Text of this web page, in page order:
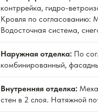
контррейка, гидро-
Кровля по согласованию:
Водосточная система,
Наружная отделка: По
комбинированный,
Внутренняя отделка:
стен в 2 слоя. Натяжной